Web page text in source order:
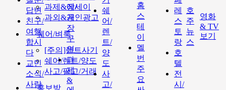
과제&에세이
과외&개인광고
쉐어/벼룩
[주의]랜트사기
쉐어/렌트/양도
사고/팔고/거래
홍보방
답변
친구/
여행
합시
다
교민
소식/
사람
장/
공
장
구
인
과
제
&
쉐
어/
렌
트/
양
도
사
고/
홈
스
테
이
멜
번
주
요
레
스
토
랑
호
텔
전
시/
호
주
뉴
스
영화
& TV
보기